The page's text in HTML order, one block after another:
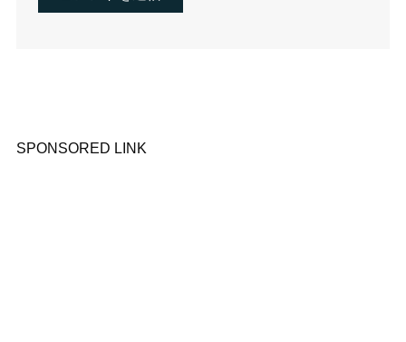
SPONSORED LINK